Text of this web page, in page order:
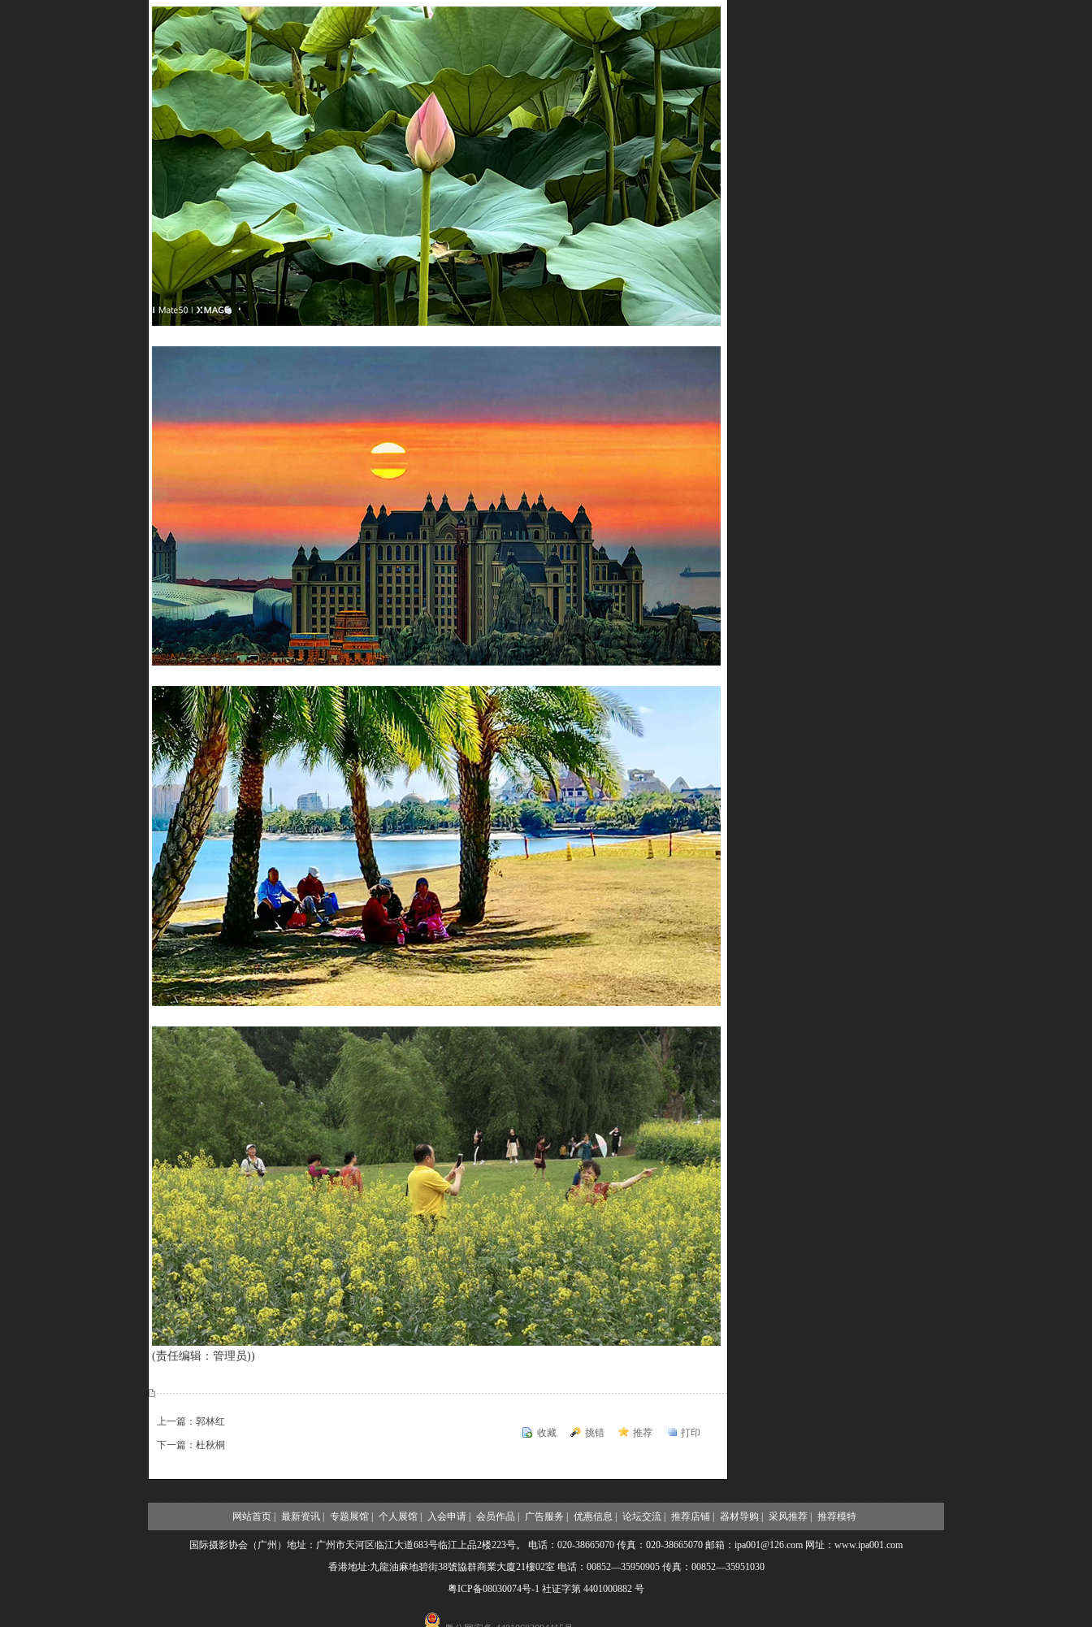
(责任编辑：管理员))
上一篇：郭林红
下一篇：杜秋桐
收藏 挑错 推荐 打印
网站首页 | 最新资讯 | 专题展馆 | 个人展馆 | 入会申请 | 会员作品 | 广告服务 | 优惠信息 | 论坛交流 | 推荐店铺 | 器材导购 | 采风推荐 | 推荐模特
国际摄影协会（广州）地址：广州市天河区临江大道683号临江上品2楼223号。 电话：020-38665070 传真：020-38665070 邮箱：ipa001@126.com 网址：www.ipa001.com
香港地址:九龍油麻地碧街38號協群商業大廈21樓02室 电话：00852—35950905 传真：00852—35951030
粤ICP备08030074号-1 社证字第 4401000882 号